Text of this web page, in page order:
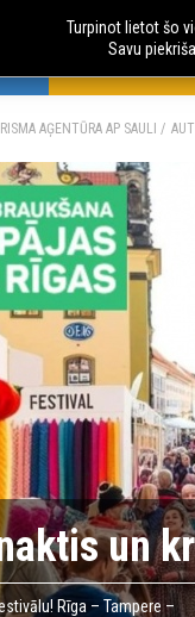
AUTOBUSU
AĢENTŪRA AP SAULI
un
Rīga – Tampere –
Turpinot lietot šo
Savu